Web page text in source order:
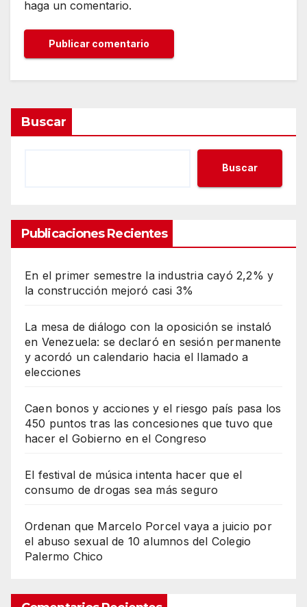
haga un comentario.
Buscar
Buscar
Publicaciones Recientes
En el primer semestre la industria cayó 2,2% y
la construcción mejoró casi 3%
La mesa de diálogo con la oposición se instaló
en Venezuela: se declaró en sesión permanente
y acordó un calendario hacia el llamado a
elecciones
Caen bonos y acciones y el riesgo país pasa los
450 puntos tras las concesiones que tuvo que
hacer el Gobierno en el Congreso
El festival de música intenta hacer que el
consumo de drogas sea más seguro
Ordenan que Marcelo Porcel vaya a juicio por
el abuso sexual de 10 alumnos del Colegio
Palermo Chico